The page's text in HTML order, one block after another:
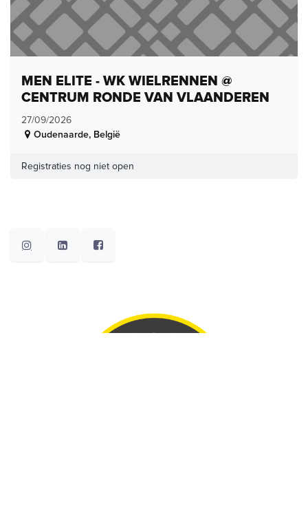
MEN ELITE - WK WIELRENNEN @
CENTRUM RONDE VAN VLAANDEREN
27/09/2026
Oudenaarde, België
Registraties nog niet open